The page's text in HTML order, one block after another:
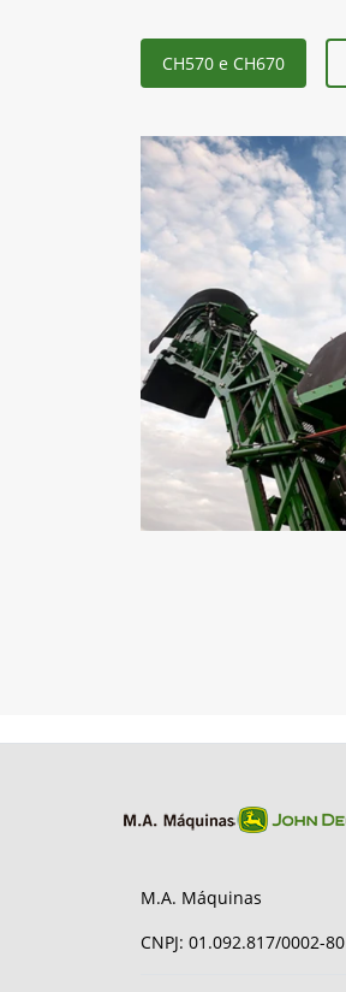
CH570 e CH670
M.A. Máquinas
CNPJ: 01.092.817/0002-80